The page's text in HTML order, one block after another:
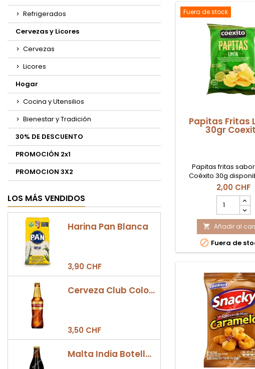
Refrigerados
Cervezas y Licores
Cervezas
Licores
Hogar
Cocina y Utensilios
Bienestar y Tradición
30% DE DESCUENTO
PROMOCIÓN 2x1
PROMOCION 3X2
LOS MÁS VENDIDOS
Harina Pan Blanca
3,90 CHF
Cerveza Club Colombia Dorada Botella 330ml
3,50 CHF
Malta India Botella 355ml
Amazonia
Fuera de stock
Papitas Fritas
30gr
Papitas fritas
Coéxito 30g
Suiza, snack crujiente
cítrico.
2,00 CHF
cantidad
del
producto
Papitas
Fritas
Limón
30gr
 Añadir al
 Fuera de